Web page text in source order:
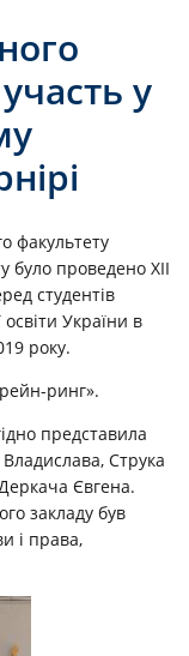
у
факультету
було проведено ХІІ
студентів
України в
року.
ринг».
представила
Струка
Євгена.
закладу був
і права,